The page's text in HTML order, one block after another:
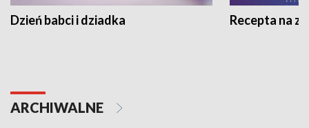
Dzień babci i dziadka Recepta na
ARCHIWALNE